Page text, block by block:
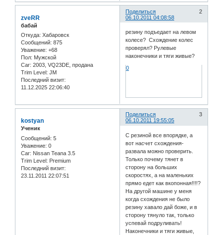
Поделиться
2
06.10.2011 04:08:58
zveRR
бабай
Откуда: Хабаровск
Сообщений: 875
Уважение: +68
Пол: Мужской
Car: 2003, VQ23DE, продана
Trim Level: JM
Последний визит:
11.12.2025 22:06:40
резину подъедает на левом
колесе? Схождение колес
проверял? Рулевые
наконечники и тяги живые?
0
Поделиться
3
06.10.2011 19:55:05
kostyan
Ученик
Сообщений: 5
Уважение: 0
Car: Nissan Teana 3.5
Trim Level: Premium
Последний визит:
23.11.2011 22:07:51
С резиной все впорядке, а
вот насчет схождения-
развала можно проверить.
Только почему тянет в
сторону на больших
скоростях, а на маленьких
прямо едет как вкопонная!!!!?
На другой машине у меня
когда схождения не было
резину хавало дай боже, и в
сторону тянуло так, только
успевай подруливать!
Наконечники и тяги живые,